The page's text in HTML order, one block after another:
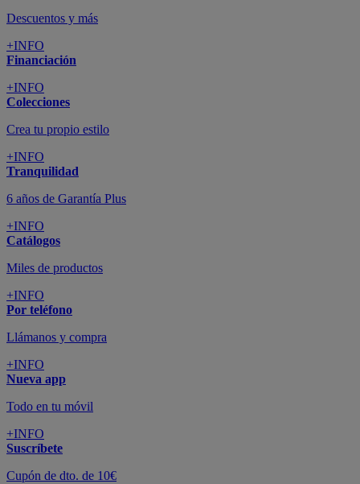
Descuentos y más
+INFO
Financiación
+INFO
Colecciones
Crea tu propio estilo
+INFO
Tranquilidad
6 años de Garantía Plus
+INFO
Catálogos
Miles de productos
+INFO
Por teléfono
Llámanos y compra
+INFO
Nueva app
Todo en tu móvil
+INFO
Suscríbete
Cupón de dto. de 10€